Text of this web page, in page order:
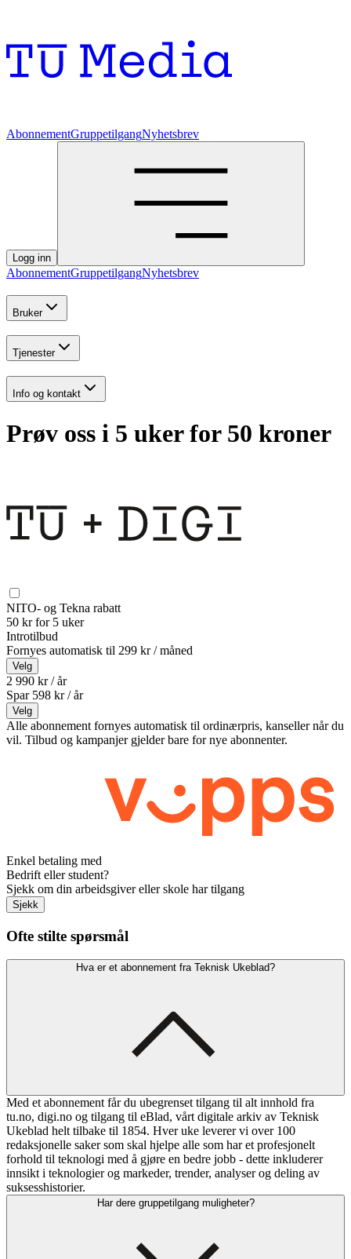
AbonnementGruppetilgangNyhetsbrev
Logg inn
AbonnementGruppetilgangNyhetsbrev
Bruker
Tjenester
Info og kontakt
Prøv oss i 5 uker for 50 kroner
NITO- og Tekna rabatt
50 kr for 5 uker
Introtilbud
Fornyes automatisk til 299 kr / måned
Velg
2 990 kr / år
Spar 598 kr /år
Velg
Alle abonnement fornyes automatisk til ordinærpris, kanseller når du
vil. Tilbud og kampanjer gjelder bare for nye abonnenter.
Enkel betaling med
Bedrift eller student?
Sjekk om din arbeidsgiver eller skole har tilgang
Sjekk
Ofte stilte spørsmål
Hva er et abonnement fra Teknisk Ukeblad?
Med et abonnement får du ubegrenset tilgang til alt innhold fra
tu.no, digi.no og tilgang til eBlad, vårt digitale arkiv av Teknisk
Ukeblad helt tilbake til 1854. Hver uke leverer vi over 100
redaksjonelle saker som skal hjelpe alle som har et profesjonelt
forhold til teknologi med å gjøre en bedre jobb - dette inkluderer
innsikt i teknologier og markeder, trender, analyser og deling av
suksesshistorier.
Har dere gruppetilgang muligheter?